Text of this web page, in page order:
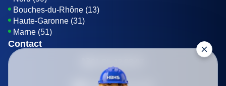
Bouches-du-Rhône (13)
Haute-Garonne (31)
Marne (51)
Contact